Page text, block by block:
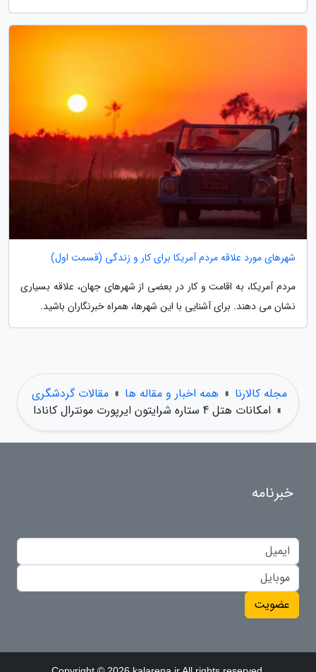
شهرهای مورد علاقه مردم آمریکا برای کار و زندگی (قسمت اول)
مردم آمریکا، به اقامت و کار در بعضی از شهرهای جهان، علاقه بسیاری
نشان می دهند. برای آشنایی با این شهرها، همراه خبرنگاران باشید.
مجله کالارنا » همه اخبار و مقاله ها » مقالات گردشگری
» امکانات هتل 4 ستاره شرایتون ایرپورت مونترال کانادا
خبرنامه
عضویت